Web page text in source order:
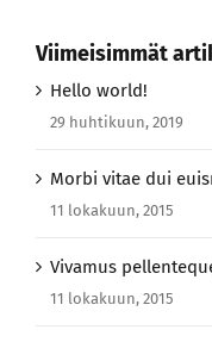
Viimeisimmät
Hello world!
29 huhtikuun, 2019
Morbi vitae dui
11 lokakuun, 2015
Vivamus
11 lokakuun, 2015